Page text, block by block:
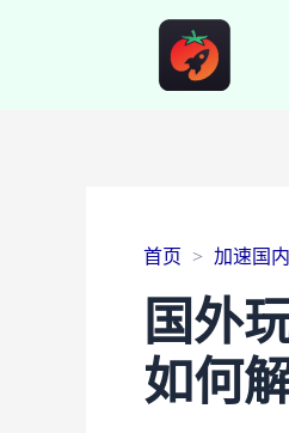
首页 加速国
国外
如何